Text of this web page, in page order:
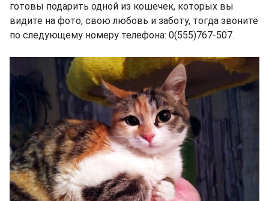
готовы подарить одной из кошечек, которых вы
видите на фото, свою любовь и заботу, тогда звоните
по следующему номеру телефона: 0(555)767-507.